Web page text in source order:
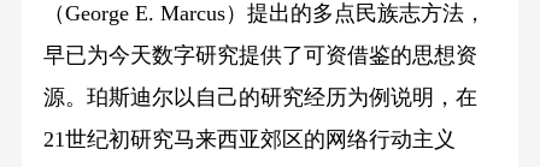
（George E. Marcus）提出的多点民族志方法，
早已为今天数字研究提供了可资借鉴的思想资
源。珀斯迪尔以自己的研究经历为例说明，在
21世纪初研究马来西亚郊区的网络行动主义